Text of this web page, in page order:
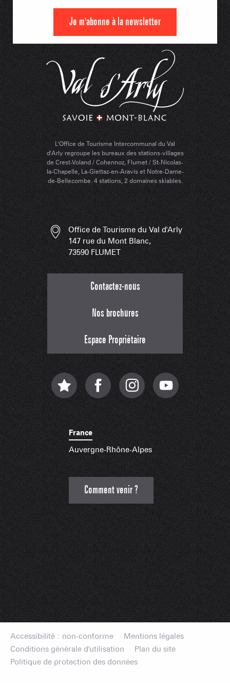
L'Office de Tourisme Intercommunal du Val
d'Arly regroupe les bureaux des stations-villages
de Crest-Voland / Cohennoz, Flumet / St-Nicolas-
la-Chapelle, La-Giettaz-en-Aravis et Notre-Dame-
de-Bellecombe. 4 stations, 2 domaines skiables.
Je m'abonne à la newsletter
Office de Tourisme du Val d'Arly
147 rue du Mont Blanc,
73590 FLUMET
Contactez-nous
Nos brochures
Espace Propriétaire
France
Auvergne-Rhône-Alpes
Comment venir ?
Accessibilité : non-conforme
Mentions légales
Conditions générale d'utilisation
Plan du site
Politique de protection des données